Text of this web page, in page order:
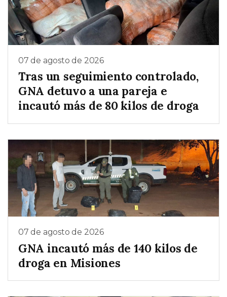
07 de agosto de 2026
Tras un seguimiento controlado,
GNA detuvo a una pareja e
incautó más de 80 kilos de droga
07 de agosto de 2026
GNA incautó más de 140 kilos de
droga en Misiones